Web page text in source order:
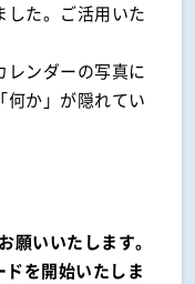
した。ご活用いた
レンダーの写真に
何か」が隠れてい
願いいたします。
を開始いたしま